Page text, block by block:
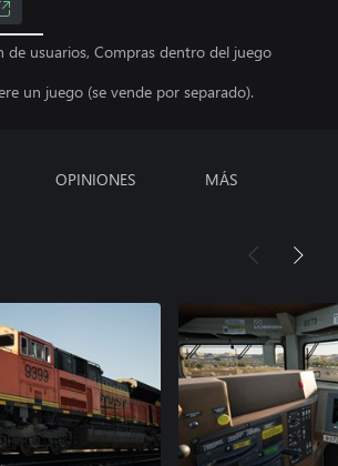
de usuarios, Compras dentro del juego
un juego (se vende por separado).
OPINIONES MÁS